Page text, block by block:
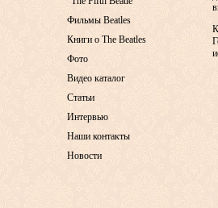
Фильмы Beatles
Книги о The Beatles
Фото
Видео каталог
Статьи
Интервью
Наши контакты
Новости